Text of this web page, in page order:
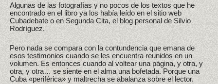
Algunas de las fotografías y no pocos de los textos que he
encontrado en el libro ya los había leído en el sitio web
Cubadebate o en Segunda Cita, el blog personal de Silvio
Rodríguez.
Pero nada se compara con la contundencia que emana de
esos testimonios cuando se les encuentra reunidos en un
volumen. Es entonces cuando al voltear una página, y otra, y
otra, y otra… se siente en el alma una bofetada. Porque una
Cuba «periférica» y maltrecha se abalanza sobre el lector.